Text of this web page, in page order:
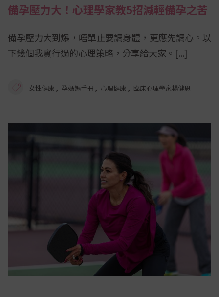
備孕壓力大！心理學家教5招減輕備孕之苦
備孕壓力大到爆，唔單止要調身體，更應先調心。以
下幾個我實行過的心理策略，分享給大家。
女性健康 , 孕媽媽手冊 , 心理健康 , 臨床心理學家楊健恩